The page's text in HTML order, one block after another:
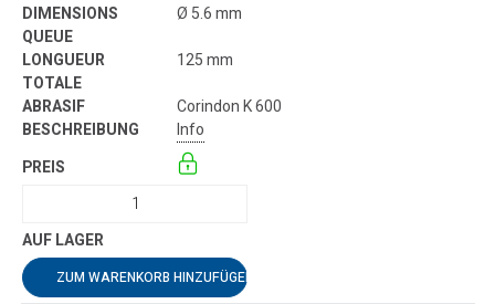
Ø 5.6 mm
125 mm
Corindon K 600
Info
ZUM WARENKORB HINZUFÜGEN